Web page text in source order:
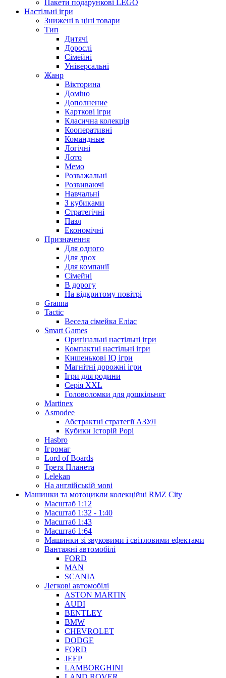
Пакети подарункові LEGO
Настільні ігри
Знижені в ціні товари
Тип
Дитячі
Дорослі
Сімейні
Універсальні
Жанр
Вікторина
Доміно
Дополнение
Карткові ігри
Класична колекція
Кооперативні
Командные
Логічні
Лото
Мемо
Розважальні
Розвиваючі
Навчальні
З кубиками
Стратегічні
Пазл
Економічні
Призначення
Для одного
Для двох
Для компанії
Сімейні
В дорогу
На відкритому повітрі
Granna
Tactic
Весела сімейка Еліас
Smart Games
Оригінальні настільні ігри
Компактні настільні ігри
Кишенькові IQ ігри
Магнітні дорожні ігри
Ігри для родини
Серія XXL
Головоломки для дошкільнят
Martinex
Asmodee
Абстрактні стратегії АЗУЛ
Кубики Історій Рорі
Hasbro
Ігромаг
Lord of Boards
Третя Планета
Lelekan
На англійській мові
Машинки та мотоцикли колекційні RMZ City
Масштаб 1:12
Масштаб 1:32 - 1:40
Масштаб 1:43
Масштаб 1:64
Машинки зі звуковими і світловими ефектами
Вантажні автомобілі
FORD
MAN
SCANIA
Легкові автомобілі
ASTON MARTIN
AUDI
BENTLEY
BMW
CHEVROLET
DODGE
FORD
JEEP
LAMBORGHINI